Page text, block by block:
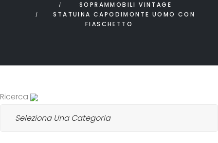
SOPRAMMOBILI VINTAGE
STATUINA CAPODIMONTE UOMO CON
FIASCHETTO
Ricerca